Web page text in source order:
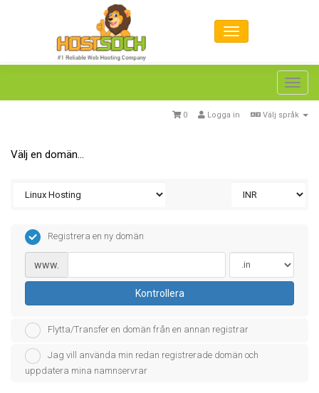
Välj språk
Logga in
0
Välj en domän...
Registrera en ny domän
www.
Kontrollera
Flytta/Transfer en domän från en annan registrar
Jag vill använda min redan registrerade domän och
uppdatera mina namnservrar